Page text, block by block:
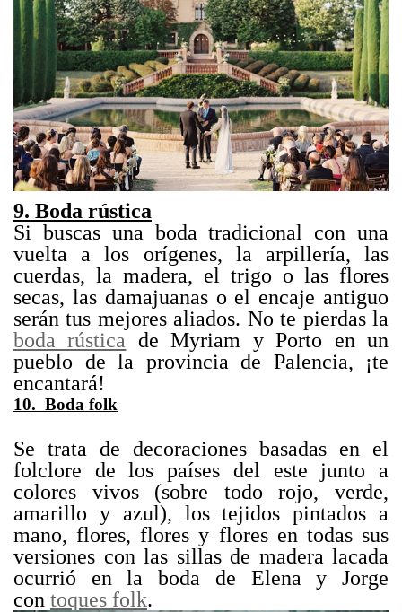
9. Boda rústica
Si buscas una boda tradicional con una
vuelta a los orígenes, la arpillería, las
cuerdas, la madera, el trigo o las flores
secas, las damajuanas o el encaje antiguo
serán tus mejores aliados. No te pierdas la
boda rústica de Myriam y Porto en un
pueblo de la provincia de Palencia, ¡te
encantará!
10. Boda folk
Se trata de decoraciones basadas en el
folclore de los países del este junto a
colores vivos (sobre todo rojo, verde,
amarillo y azul), los tejidos pintados a
mano, flores, flores y flores en todas sus
versiones con las sillas de madera lacada
ocurrió en la boda de Elena y Jorge
con toques folk.